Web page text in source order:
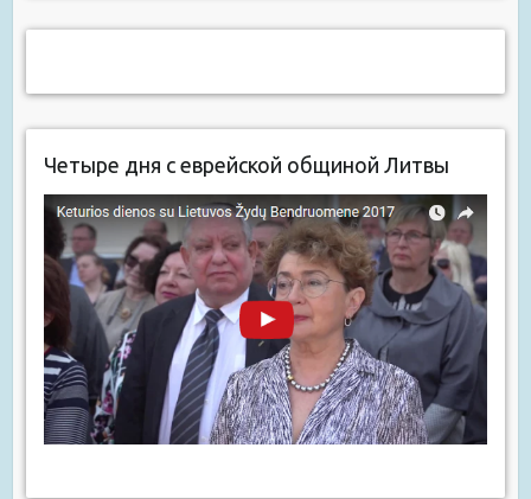
Четыре дня с еврейской общиной Литвы